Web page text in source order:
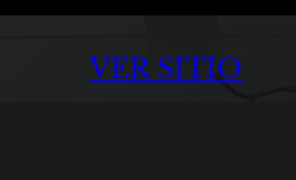
VER SITIO